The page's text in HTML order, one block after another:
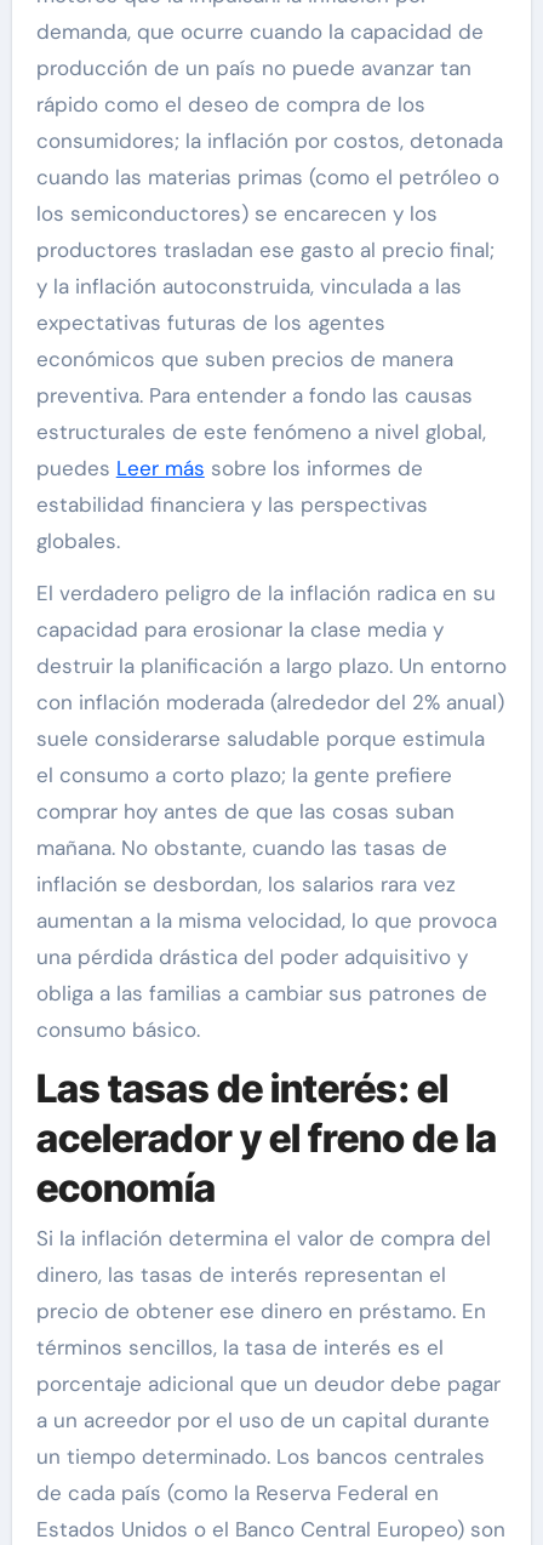
demanda, que ocurre cuando la capacidad de
producción de un país no puede avanzar tan
rápido como el deseo de compra de los
consumidores; la inflación por costos, detonada
cuando las materias primas (como el petróleo o
los semiconductores) se encarecen y los
productores trasladan ese gasto al precio final;
y la inflación autoconstruida, vinculada a las
expectativas futuras de los agentes
económicos que suben precios de manera
preventiva. Para entender a fondo las causas
estructurales de este fenómeno a nivel global,
puedes Leer más sobre los informes de
estabilidad financiera y las perspectivas
globales.
El verdadero peligro de la inflación radica en su
capacidad para erosionar la clase media y
destruir la planificación a largo plazo. Un entorno
con inflación moderada (alrededor del 2% anual)
suele considerarse saludable porque estimula
el consumo a corto plazo; la gente prefiere
comprar hoy antes de que las cosas suban
mañana. No obstante, cuando las tasas de
inflación se desbordan, los salarios rara vez
aumentan a la misma velocidad, lo que provoca
una pérdida drástica del poder adquisitivo y
obliga a las familias a cambiar sus patrones de
consumo básico.
Las tasas de interés: el
acelerador y el freno de la
economía
Si la inflación determina el valor de compra del
dinero, las tasas de interés representan el
precio de obtener ese dinero en préstamo. En
términos sencillos, la tasa de interés es el
porcentaje adicional que un deudor debe pagar
a un acreedor por el uso de un capital durante
un tiempo determinado. Los bancos centrales
de cada país (como la Reserva Federal en
Estados Unidos o el Banco Central Europeo) son